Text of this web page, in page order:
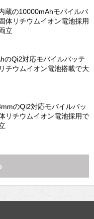
蔵の10000mAhモバイルバ
体リチウムイオン電池採用
立
のQi2対応モバイルバッテ
チウムイオン電池搭載で大
のQi2対応モバイルバッ
リチウムイオン電池採用で